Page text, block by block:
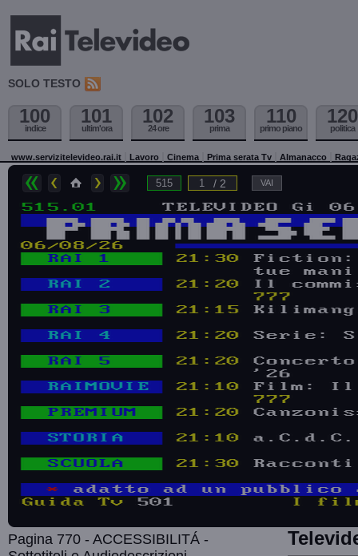
SOLO TESTO
100
indice
101
ultim'ora
102
24 ore
103
prima
110
primo piano
120
politica
www.servizitelevideo.rai.it Lavoro Cinema Prima serata Tv Almanacco
/ 2
Pagina 770 - ACCESSIBILITÁ -